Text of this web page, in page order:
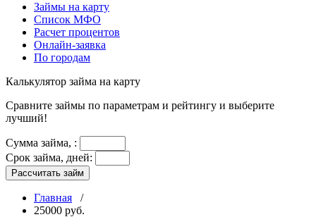
Займы на карту
Список МФО
Расчет процентов
Онлайн-заявка
По городам
Калькулятор займа на карту
Сравните займы по параметрам и рейтингу и выберите
лучший!
Сумма займа, :
Срок займа, дней:
Рассчитать займ
Главная /
25000 руб.